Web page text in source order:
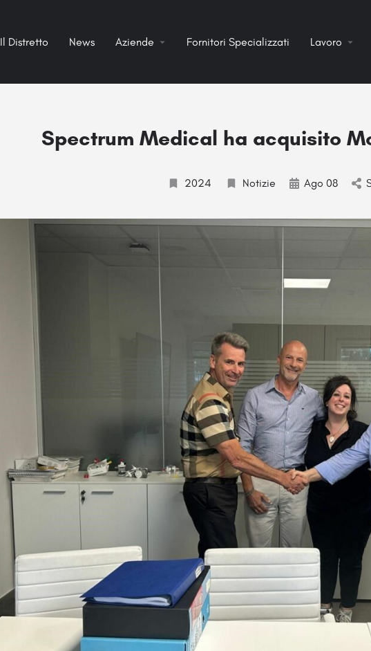
Il Distretto News Aziende Fornitori Specializzati Lavoro
Spectrum Medical ha acquisito
2024 Notizie Ago 08